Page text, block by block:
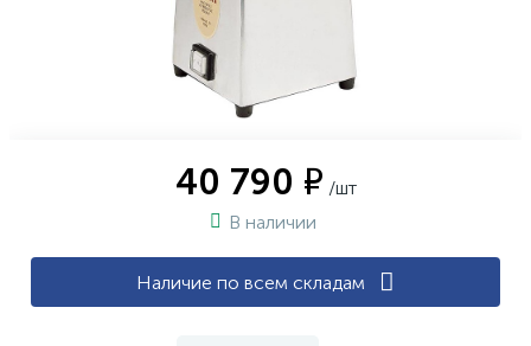
40 790 ₽ /шт
В наличии
Наличие по всем складам